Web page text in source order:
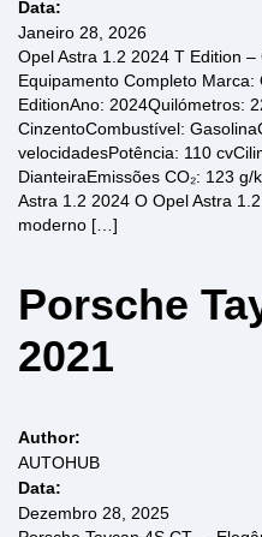
Data:
Janeiro 28, 2026
Opel Astra 1.2 2024 T Edition
Equipamento Completo
EditionAno: 2024Quilómetros:
CinzentoCombustível:
velocidadesPotência: 110
DianteiraEmissões CO₂: 123 g/
Astra 1.2 2024 O Opel Astra
moderno […]
Porsche
2021
Author:
AUTOHUB
Data:
Dezembro 28, 2025